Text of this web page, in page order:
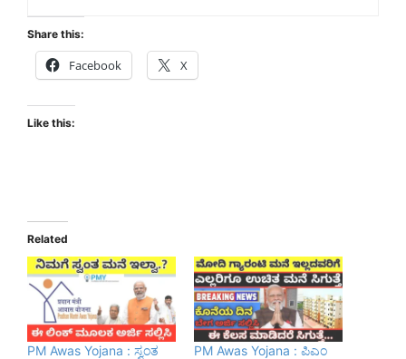
Share this:
Facebook X
Like this:
Related
PM Awas Yojana : ಸ್ವಂತ
PM Awas Yojana : ಪಿಎಂ